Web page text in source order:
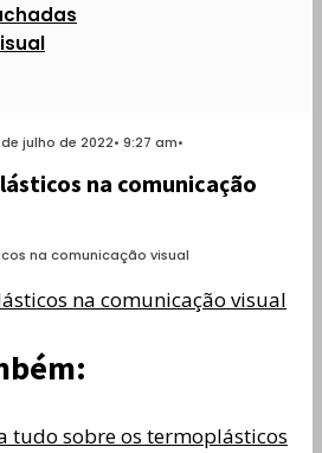
julho de 2022• 9:27 am•
na comunicação
na comunicação visual
tudo sobre os termoplásticos